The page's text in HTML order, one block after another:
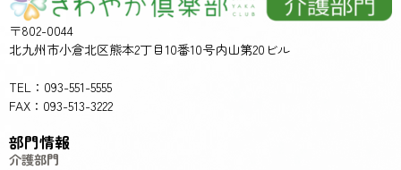
〒802-0044
北九州市小倉北区熊本2丁目10番10号内山第20ビル
TEL：093-551-5555
FAX：093-513-3222
部門情報
介護部門